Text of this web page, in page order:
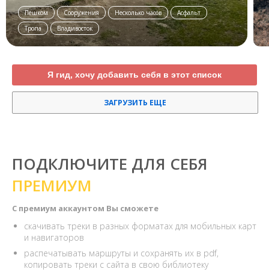
Пешком Сооружения Несколько часов
Асфальт
Тропа
Владивосток
Я гид, хочу добавить себя в этот список
ЗАГРУЗИТЬ ЕЩЕ
ПОДКЛЮЧИТЕ ДЛЯ СЕБЯ
ПРЕМИУМ
С премиум аккаунтом Вы сможете
скачивать треки в разных форматах для мобильных карт
и навигаторов
распечатывать маршруты и сохранять их в pdf,
копировать треки с сайта в свою библиотеку